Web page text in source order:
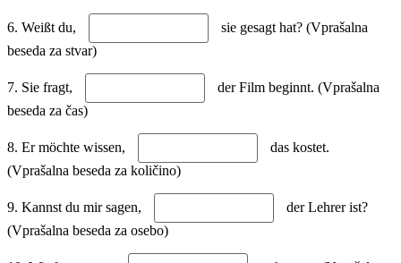
6. Weißt du,
sie gesagt hat? (Vprašalna
beseda za stvar)
7. Sie fragt,
der Film beginnt. (Vprašalna
beseda za čas)
8. Er möchte wissen,
das kostet.
(Vprašalna beseda za količino)
9. Kannst du mir sagen,
der Lehrer ist?
(Vprašalna beseda za osebo)